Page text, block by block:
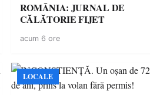
ROMÂNIA: JURNAL DE
CĂLĂTORIE FIJET
acum 6 ore
LOCALE